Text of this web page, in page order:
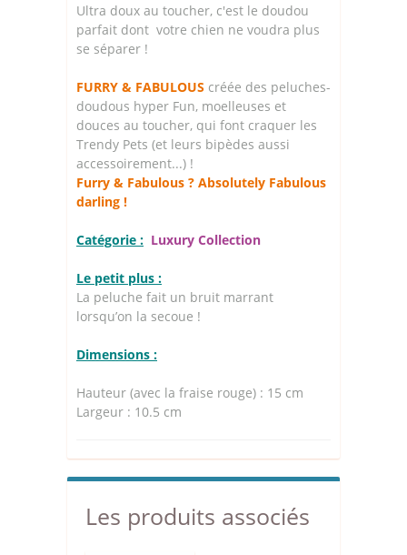
Ultra doux au toucher, c'est le doudou
parfait dont votre chien ne voudra plus
se séparer !
FURRY & FABULOUS créée des peluches-
doudous hyper Fun, moelleuses et
douces au toucher, qui font craquer les
Trendy Pets (et leurs bipèdes aussi
accessoirement...) !
Furry & Fabulous ? Absolutely Fabulous
darling !
Catégorie : Luxury Collection
Le petit plus :
La peluche fait un bruit marrant
lorsqu’on la secoue !
Dimensions :
Hauteur (avec la fraise rouge) : 15 cm
Largeur : 10.5 cm
Les produits associés